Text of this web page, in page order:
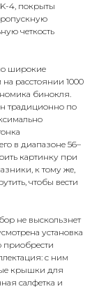
4, покрыты
четкость
широкие
расстоянии 1000
бинокля.
традиционно по
в диапазоне 56–
картинку при
к тому же,
чтобы вести
не выскользнет
установка
приобрести
с ним
крышки для
салфетка и